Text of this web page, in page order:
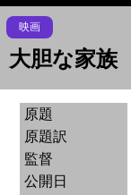
映画
大胆な家族
原題
原題訳
監督
公開日